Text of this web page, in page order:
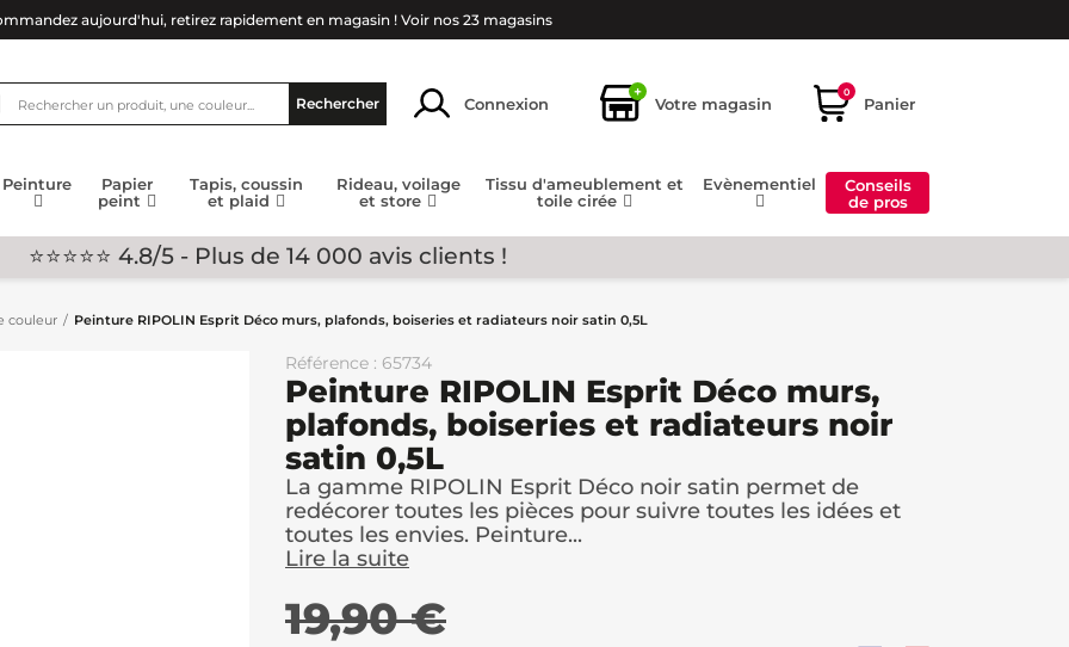
aujourd'hui, retirez rapidement en magasin ! Voir nos 23 magasins
Rechercher Connexion
+
Votre magasin
0
Panier
Peinture
Papier
peint
Tapis, coussin
et plaid
Rideau, voilage
et store
Tissu d'ameublement et
toile cirée
Evènementiel
Conseils
de pros
⭐⭐⭐⭐⭐ 4.8/5 - Plus de 14 000 avis clients !
couleur Peinture RIPOLIN Esprit Déco murs, plafonds, boiseries et radiateurs noir satin 0,5L
Référence : 65734
Peinture RIPOLIN Esprit Déco murs,
plafonds, boiseries et radiateurs noir
satin 0,5L
La gamme RIPOLIN Esprit Déco noir satin permet de
redécorer toutes les pièces pour suivre toutes les idées et
toutes les envies. Peinture...
Lire la suite
19,90 €